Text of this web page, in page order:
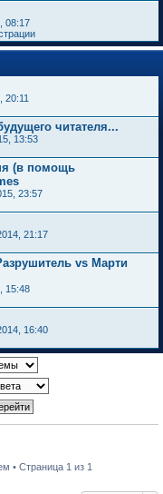
08:17
20:11
читателя...
13:53
(в помощь
23:57
21:17
vs Марти
15:48
16:40
• Страница 1 из 1